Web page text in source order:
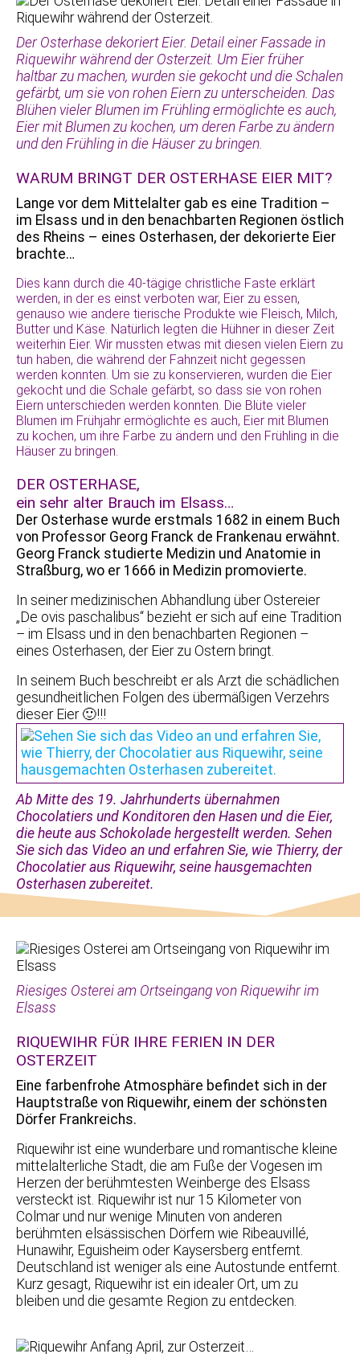
WARUM BRINGT DER OSTERHASE EIER MIT?
Lange vor dem Mittelalter gab es eine Tradition –
im Elsass und in den benachbarten Regionen östlich
des Rheins – eines Osterhasen, der dekorierte Eier
brachte…
Dies kann durch die 40-tägige christliche Faste erklärt
werden, in der es einst verboten war, Eier zu essen,
genauso wie andere tierische Produkte wie Fleisch, Milch,
Butter und Käse. Natürlich legten die Hühner in dieser Zeit
weiterhin Eier. Wir mussten etwas mit diesen vielen Eiern zu
tun haben, die während der Fahnzeit nicht gegessen
werden konnten. Um sie zu konservieren, wurden die Eier
gekocht und die Schale gefärbt, so dass sie von rohen
Eiern unterschieden werden konnten. Die Blüte vieler
Blumen im Frühjahr ermöglichte es auch, Eier mit Blumen
zu kochen, um ihre Farbe zu ändern und den Frühling in die
Häuser zu bringen.
Der Osterhase dekoriert Eier. Detail einer Fassade in
Riquewihr während der Osterzeit. Um Eier früher
haltbar zu machen, wurden sie gekocht und die Schalen
gefärbt, um sie von rohen Eiern zu unterscheiden. Das
Blühen vieler Blumen im Frühling ermöglichte es auch,
Eier mit Blumen zu kochen, um deren Farbe zu ändern
und den Frühling in die Häuser zu bringen.
DER OSTERHASE,
ein sehr alter Brauch im Elsass…
Der Osterhase wurde erstmals 1682 in einem Buch
von Professor Georg Franck de Frankenau erwähnt.
Georg Franck studierte Medizin und Anatomie in
Straßburg, wo er 1666 in Medizin promovierte.
In seiner medizinischen Abhandlung über Ostereier
„De ovis paschalibus“ bezieht er sich auf eine Tradition
– im Elsass und in den benachbarten Regionen –
eines Osterhasen, der Eier zu Ostern bringt.
In seinem Buch beschreibt er als Arzt die schädlichen
gesundheitlichen Folgen des übermäßigen Verzehrs
dieser Eier 🙂!!!
Ab Mitte des 19. Jahrhunderts übernahmen
Chocolatiers und Konditoren den Hasen und die Eier,
die heute aus Schokolade hergestellt werden. Sehen
Sie sich das Video an und erfahren Sie, wie Thierry, der
Chocolatier aus Riquewihr, seine hausgemachten
Osterhasen zubereitet.
Riesiges Osterei am Ortseingang von Riquewihr im
Elsass
RIQUEWIHR FÜR IHRE FERIEN IN DER
OSTERZEIT
Eine farbenfrohe Atmosphäre befindet sich in der
Hauptstraße von Riquewihr, einem der schönsten
Dörfer Frankreichs.
Riquewihr ist eine wunderbare und romantische kleine
mittelalterliche Stadt, die am Fuße der Vogesen im
Herzen der berühmtesten Weinberge des Elsass
versteckt ist. Riquewihr ist nur 15 Kilometer von
Colmar und nur wenige Minuten von anderen
berühmten elsässischen Dörfern wie Ribeauvillé,
Hunawihr, Eguisheim oder Kaysersberg entfernt.
Deutschland ist weniger als eine Autostunde entfernt.
Kurz gesagt, Riquewihr ist ein idealer Ort, um zu
bleiben und die gesamte Region zu entdecken.